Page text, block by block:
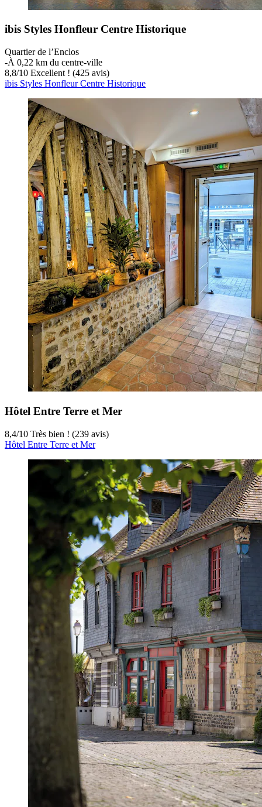
ibis Styles Honfleur Centre Historique
Quartier de l’Enclos
‐À 0,22 km du centre-ville
8,8/10 Excellent ! (425 avis)
ibis Styles Honfleur Centre Historique
Hôtel Entre Terre et Mer
8,4/10 Très bien ! (239 avis)
Hôtel Entre Terre et Mer